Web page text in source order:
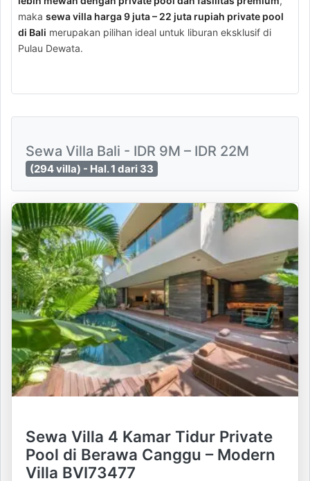
maka sewa villa harga 9 juta – 22 juta rupiah private pool
di Bali merupakan pilihan ideal untuk liburan eksklusif di
Pulau Dewata.
Sewa Villa Bali - IDR 9M – IDR 22M
(294 villa) - Hal. 1 dari 33
Sewa Villa 4 Kamar Tidur Private
Pool di Berawa Canggu – Modern
Villa BVI73477